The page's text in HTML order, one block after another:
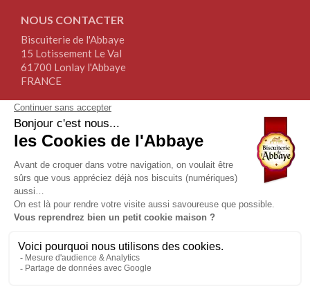
NOUS CONTACTER
Biscuiterie de l'Abbaye
15 Lotissement Le Val
61700 Lonlay l'Abbaye
FRANCE
Tél.+33(0)2.33.30.64.64
Fax+33(0)2.76.34.17.67
NOUS SUIVRE
NEWSLETTER